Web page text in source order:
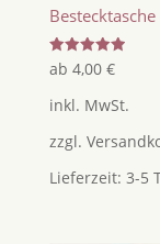
Bewertet
mit
von 5
ab 4,00 €
inkl. MwSt.
zzgl.
Lieferzeit: 3-5